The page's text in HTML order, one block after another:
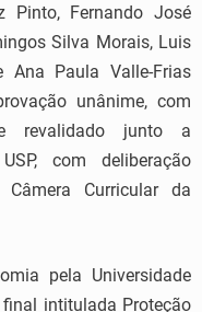
Pinto, Fernando José
Silva Morais, Luis
Ana Paula Valle-Frias
unânime, com
revalidado junto a
com deliberação
Curricular da
pela Universidade
intitulada Proteção